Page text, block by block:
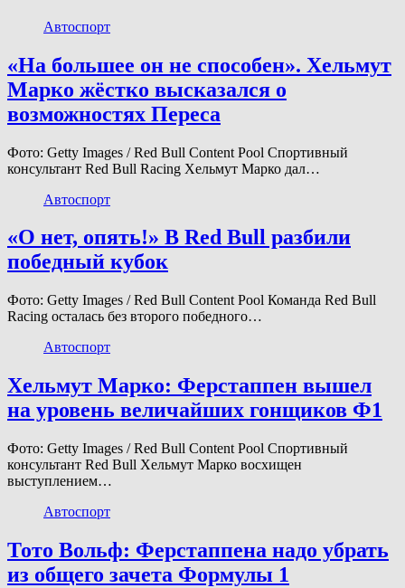
Автоспорт
«На большее он не способен». Хельмут
Марко жёстко высказался о
возможностях Переса
Фото: Getty Images / Red Bull Content Pool Спортивный
консультант Red Bull Racing Хельмут Марко дал…
Автоспорт
«О нет, опять!» В Red Bull разбили
победный кубок
Фото: Getty Images / Red Bull Content Pool Команда Red Bull
Racing осталась без второго победного…
Автоспорт
Хельмут Марко: Ферстаппен вышел
на уровень величайших гонщиков Ф1
Фото: Getty Images / Red Bull Content Pool Спортивный
консультант Red Bull Хельмут Марко восхищен
выступлением…
Автоспорт
Тото Вольф: Ферстаппена надо убрать
из общего зачета Формулы 1